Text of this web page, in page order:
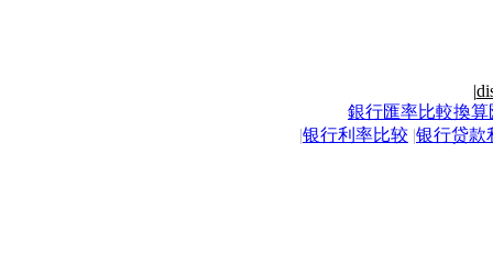
|
銀行匯率比較換算
|银行利率比较 |银行贷款